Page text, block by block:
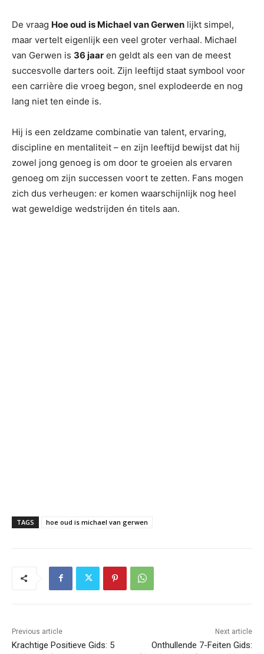
De vraag Hoe oud is Michael van Gerwen lijkt simpel,
maar vertelt eigenlijk een veel groter verhaal. Michael
van Gerwen is 36 jaar en geldt als een van de meest
succesvolle darters ooit. Zijn leeftijd staat symbool voor
een carrière die vroeg begon, snel explodeerde en nog
lang niet ten einde is.
Hij is een zeldzame combinatie van talent, ervaring,
discipline en mentaliteit – en zijn leeftijd bewijst dat hij
zowel jong genoeg is om door te groeien als ervaren
genoeg om zijn successen voort te zetten. Fans mogen
zich dus verheugen: er komen waarschijnlijk nog heel
wat geweldige wedstrijden én titels aan.
TAGS hoe oud is michael van gerwen
Previous article
Krachtige Positieve Gids: 5
Next article
Onthullende 7-Feiten Gids: